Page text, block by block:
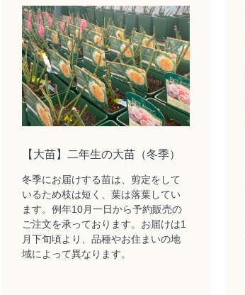
【大苗】二年生の大苗（冬季）
冬季にお届けする苗は、剪定をして
いるため枝は短く、葉は落葉してい
ます。例年10月一日から予約販売の
ご注文を承っております。お届けは1
月下旬頃より、品種やお住まいの地
域によって異なります。